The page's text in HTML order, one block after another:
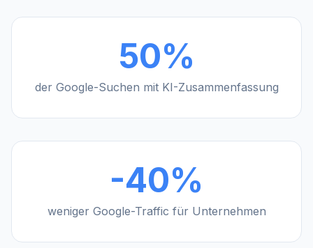
50%
der Google-Suchen mit KI-Zusammenfassung
-40%
weniger Google-Traffic für Unternehmen